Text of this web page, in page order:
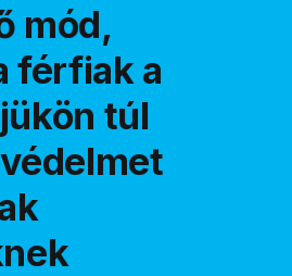
mód,
férfiak a
túl